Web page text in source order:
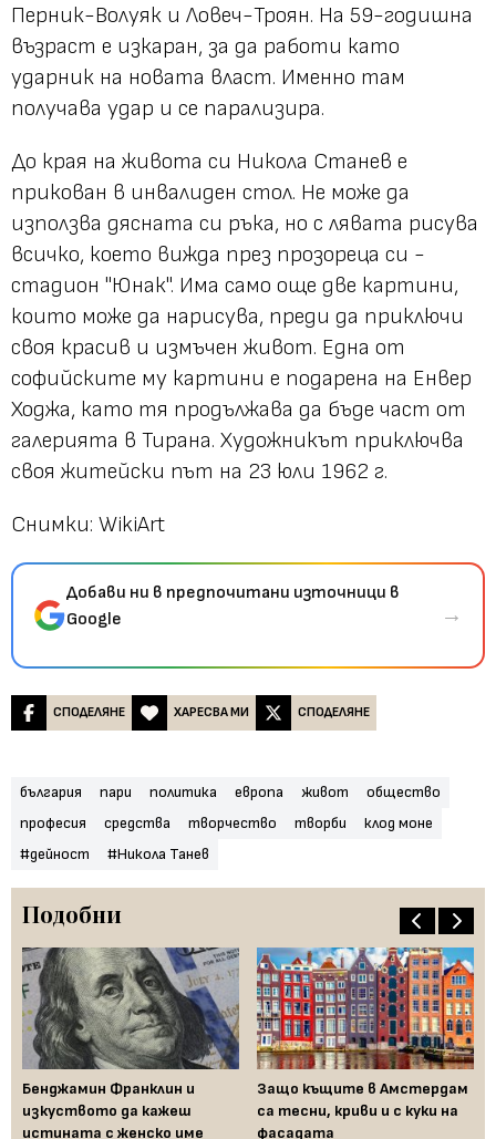
Перник-Волуяк и Ловеч-Троян. На 59-годишна
възраст е изкаран, за да работи като
ударник на новата власт. Именно там
получава удар и се парализира.
До края на живота си Никола Станев е
прикован в инвалиден стол. Не може да
използва дясната си ръка, но с лявата рисува
всичко, което вижда през прозореца си -
стадион "Юнак". Има само още две картини,
които може да нарисува, преди да приключи
своя красив и измъчен живот. Една от
софийските му картини е подарена на Енвер
Ходжа, като тя продължава да бъде част от
галерията в Тирана. Художникът приключва
своя житейски път на 23 юли 1962 г.
Снимки: WikiArt
Добави ни в предпочитани източници в
Google
→
СПОДЕЛЯНЕ ХАРЕСВА МИ СПОДЕЛЯНЕ
българия пари политика европа живот
общество
професия
средства творчество творби
клод моне
#дейност
#Никола Танев
Подобни
Бенджамин Франклин и
изкуството да кажеш
истината с женско име
Защо къщите в Амстердам
са тесни, криви и с куки на
фасадата